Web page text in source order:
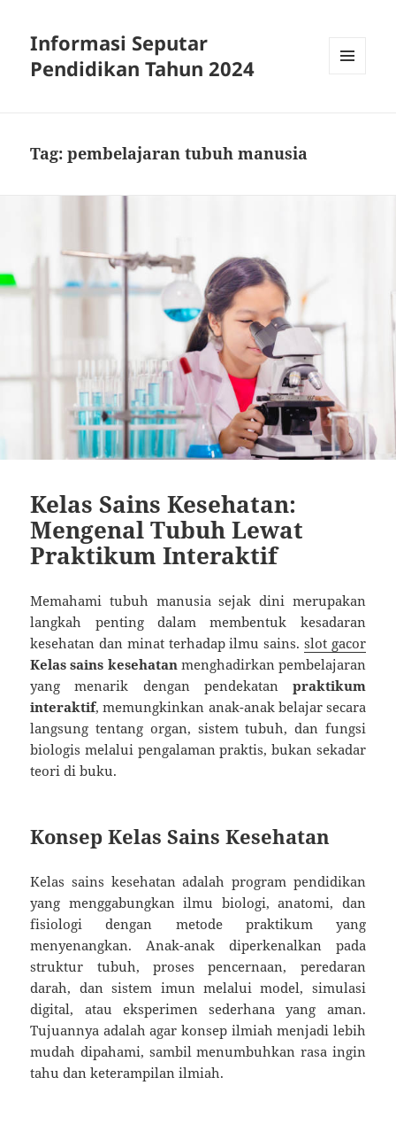
Informasi Seputar
Pendidikan Tahun 2024
Tag:pembelajaran tubuh manusia
Kelas Sains Kesehatan:
Mengenal Tubuh Lewat
Praktikum Interaktif
Memahami tubuh manusia sejak dini merupakan
langkah penting dalam membentuk kesadaran
kesehatan dan minat terhadap ilmu sains. slot gacor
Kelas sains kesehatanmenghadirkan pembelajaran
yang menarik dengan pendekatan praktikum
interaktif, memungkinkan anak-anak belajar secara
langsung tentang organ, sistem tubuh, dan fungsi
biologis melalui pengalaman praktis, bukan sekadar
teori di buku.
Konsep Kelas Sains Kesehatan
Kelas sains kesehatan adalah program pendidikan
yang menggabungkan ilmu biologi, anatomi, dan
fisiologi dengan metode praktikum yang
menyenangkan. Anak-anak diperkenalkan pada
struktur tubuh, proses pencernaan, peredaran
darah, dan sistem imun melalui model, simulasi
digital, atau eksperimen sederhana yang aman.
Tujuannya adalah agar konsep ilmiah menjadi lebih
mudah dipahami, sambil menumbuhkan rasa ingin
tahu dan keterampilan ilmiah.